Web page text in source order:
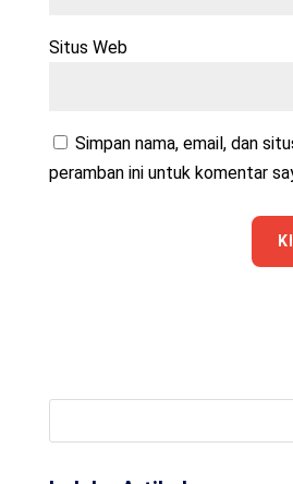
Situs Web
Simpan nama, email, dan
peramban ini untuk komentar